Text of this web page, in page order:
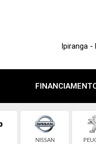
Ipiranga -
NISSAN